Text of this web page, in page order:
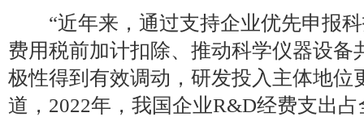
“近年来，通过支持企业优先申报科
费用税前加计扣除、推动科学仪器设备
极性得到有效调动，研发投入主体地位
道，2022年，我国企业R&D经费支出